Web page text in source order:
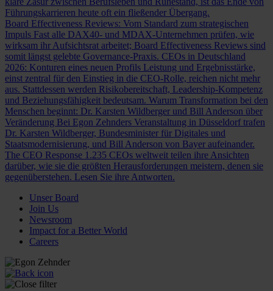
Führungskarrieren heute oft ein fließender Übergang.
Board Effectiveness Reviews: Vom Standard zum strategischen
Impuls Fast alle DAX40- und MDAX-Unternehmen prüfen, wie
wirksam ihr Aufsichtsrat arbeitet; Board Effectiveness Reviews sind
somit längst gelebte Governance-Praxis. CEOs in Deutschland
2026: Konturen eines neuen Profils Leistung und Ergebnisstärke,
einst zentral für den Einstieg in die CEO-Rolle, reichen nicht mehr
aus. Stattdessen werden Risikobereitschaft, Leadership-Kompetenz
und Beziehungsfähigkeit bedeutsam. Warum Transformation bei den
Menschen beginnt: Dr. Karsten Wildberger und Bill Anderson über
Veränderung Bei Egon Zehnders Veranstaltung in Düsseldorf trafen
Dr. Karsten Wildberger, Bundesminister für Digitales und
Staatsmodernisierung, und Bill Anderson von Bayer aufeinander.
The CEO Response 1.235 CEOs weltweit teilen ihre Ansichten
darüber, wie sie die größten Herausforderungen meistern, denen sie
gegenüberstehen. Lesen Sie ihre Antworten.
Unser Board
Join Us
Newsroom
Impact for a Better World
Careers